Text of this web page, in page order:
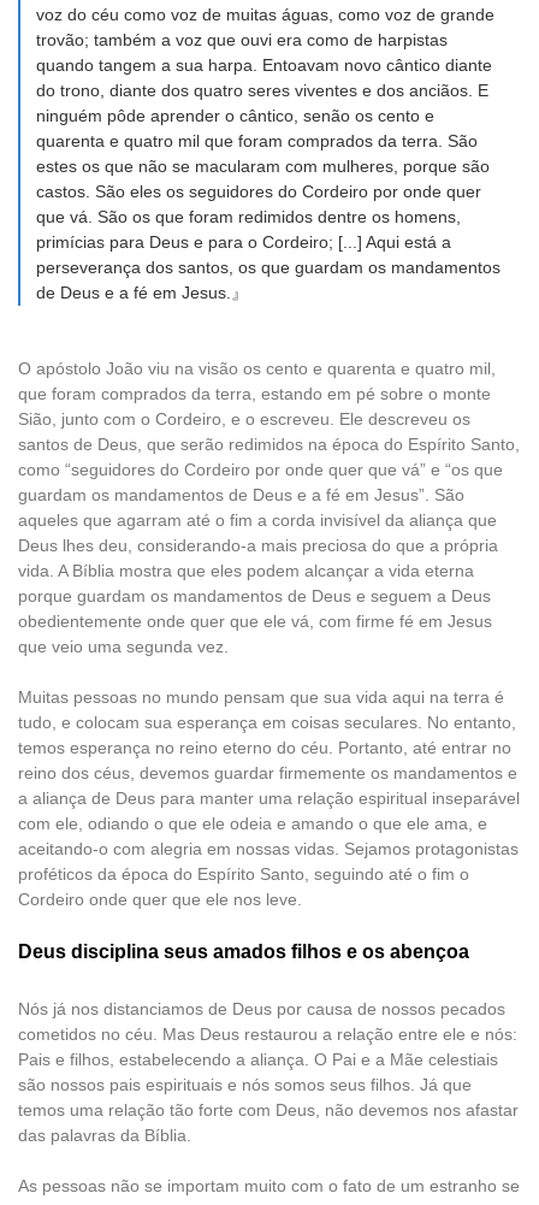
voz do céu como voz de muitas águas, como voz de grande
trovão; também a voz que ouvi era como de harpistas
quando tangem a sua harpa. Entoavam novo cântico diante
do trono, diante dos quatro seres viventes e dos anciãos. E
ninguém pôde aprender o cântico, senão os cento e
quarenta e quatro mil que foram comprados da terra. São
estes os que não se macularam com mulheres, porque são
castos. São eles os seguidores do Cordeiro por onde quer
que vá. São os que foram redimidos dentre os homens,
primícias para Deus e para o Cordeiro; [...] Aqui está a
perseverança dos santos, os que guardam os mandamentos
de Deus e a fé em Jesus.』
O apóstolo João viu na visão os cento e quarenta e quatro mil,
que foram comprados da terra, estando em pé sobre o monte
Sião, junto com o Cordeiro, e o escreveu. Ele descreveu os
santos de Deus, que serão redimidos na época do Espírito Santo,
como “seguidores do Cordeiro por onde quer que vá” e “os que
guardam os mandamentos de Deus e a fé em Jesus”. São
aqueles que agarram até o fim a corda invisível da aliança que
Deus lhes deu, considerando-a mais preciosa do que a própria
vida. A Bíblia mostra que eles podem alcançar a vida eterna
porque guardam os mandamentos de Deus e seguem a Deus
obedientemente onde quer que ele vá, com firme fé em Jesus
que veio uma segunda vez.
Muitas pessoas no mundo pensam que sua vida aqui na terra é
tudo, e colocam sua esperança em coisas seculares. No entanto,
temos esperança no reino eterno do céu. Portanto, até entrar no
reino dos céus, devemos guardar firmemente os mandamentos e
a aliança de Deus para manter uma relação espiritual inseparável
com ele, odiando o que ele odeia e amando o que ele ama, e
aceitando-o com alegria em nossas vidas. Sejamos protagonistas
proféticos da época do Espírito Santo, seguindo até o fim o
Cordeiro onde quer que ele nos leve.
Deus disciplina seus amados filhos e os abençoa
Nós já nos distanciamos de Deus por causa de nossos pecados
cometidos no céu. Mas Deus restaurou a relação entre ele e nós:
Pais e filhos, estabelecendo a aliança. O Pai e a Mãe celestiais
são nossos pais espirituais e nós somos seus filhos. Já que
temos uma relação tão forte com Deus, não devemos nos afastar
das palavras da Bíblia.
As pessoas não se importam muito com o fato de um estranho se